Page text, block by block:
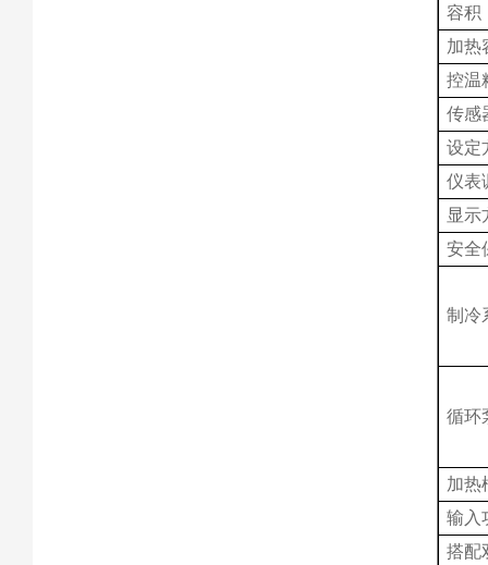
容积
加热
控温
传感
设定
仪表
显示
安全
制冷
循环
加热
输入
搭配